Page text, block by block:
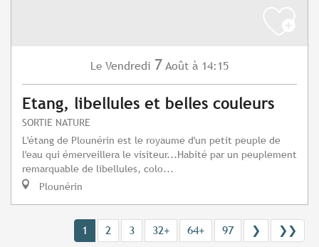
Le Vendredi 7 Août à 14:15
Etang, libellules et belles couleurs
SORTIE NATURE
L'étang de Plounérin est le royaume d'un petit peuple de
l'eau qui émerveillera le visiteur...Habité par un peuplement
remarquable de libellules, colo...
Plounérin
1 2 3 32+ 64+ 97 ❯ ❯❯